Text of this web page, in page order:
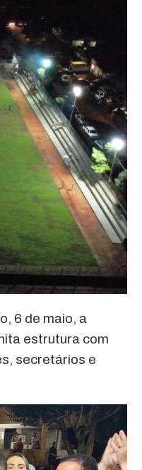
6 de maio, a
estrutura com
secretários e